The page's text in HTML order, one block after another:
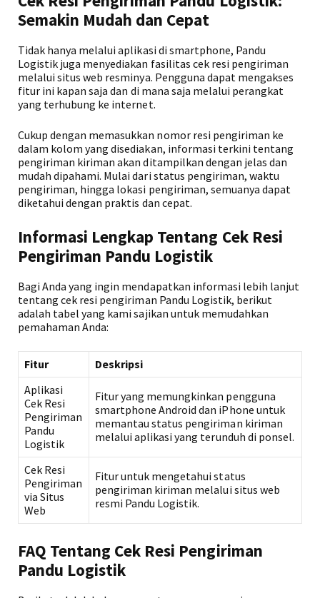
Semakin Mudah dan Cepat
Tidak hanya melalui aplikasi di smartphone, Pandu
Logistik juga menyediakan fasilitas cek resi pengiriman
melalui situs web resminya. Pengguna dapat mengakses
fitur ini kapan saja dan di mana saja melalui perangkat
yang terhubung ke internet.
Cukup dengan memasukkan nomor resi pengiriman ke
dalam kolom yang disediakan, informasi terkini tentang
pengiriman kiriman akan ditampilkan dengan jelas dan
mudah dipahami. Mulai dari status pengiriman, waktu
pengiriman, hingga lokasi pengiriman, semuanya dapat
diketahui dengan praktis dan cepat.
Informasi Lengkap Tentang Cek Resi
Pengiriman Pandu Logistik
Bagi Anda yang ingin mendapatkan informasi lebih lanjut
tentang cek resi pengiriman Pandu Logistik, berikut
adalah tabel yang kami sajikan untuk memudahkan
pemahaman Anda:
Fitur
Deskripsi
Aplikasi
Cek Resi
Pengiriman
Pandu
Logistik
Fitur yang memungkinkan pengguna
smartphone Android dan iPhone untuk
memantau status pengiriman kiriman
melalui aplikasi yang terunduh di ponsel.
Cek Resi
Pengiriman
via Situs
Web
Fitur untuk mengetahui status
pengiriman kiriman melalui situs web
resmi Pandu Logistik.
FAQ Tentang Cek Resi Pengiriman
Pandu Logistik